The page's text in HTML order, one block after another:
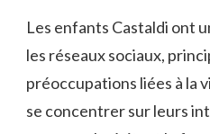
Les enfants Castaldi ont
les réseaux sociaux,
préoccupations liées à la
se concentrer sur leurs